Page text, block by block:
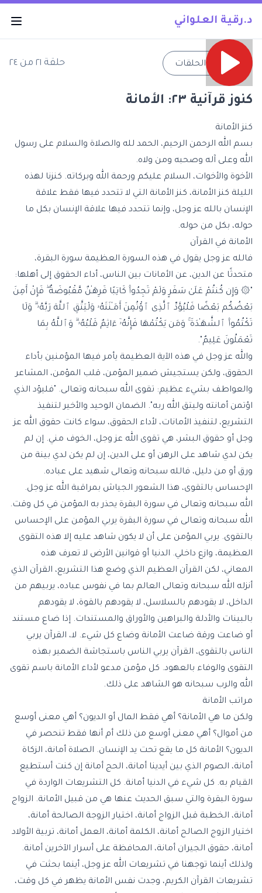
د.رقية العلواني
→ جميع الحلقات حلقة ٢١ من ٢٤
كنوز قرآنية ٢٣: الأمانة
كنز الأمانة
بسم الله الرحمن الرحيم، الحمد لله والصلاة والسلام على رسول
الله وعلى آله وصحبه ومن ولاه.
الأخوة والأخوات، السلام عليكم ورحمة الله وبركاته. كنزنا لهذه
الليلة كنز الأمانة، كنز الأمانة التي لا تتحدد فيها فقط علاقة
الإنسان بالله عز وجل، وإنما تتحدد فيها علاقة الإنسان بكل ما
حوله، بكل من حوله.
الأمانة في القرآن
فالله عز وجل يقول في هذه السورة العظيمة سورة البقرة،
متحدثًا عن الدين، عن الأمانات بين الناس، أداء الحقوق إلى أهلها:
"۞ وَإِن كُنتُمْ عَلَىٰ سَفَرٍ وَلَمْ تَجِدُوا۟ كَاتِبًا فَرِهَـٰنٌ مَّقْبُوضَةٌ ۖ فَإِنْ أَمِنَ
بَعْضُكُم بَعْضًا فَلْيُؤَدِّ ٱلَّذِى ٱؤْتُمِنَ أَمَـٰنَتَهُۥ وَلْيَتَّقِ ٱللَّهَ رَبَّهُۥ ۗ وَلَا
تَكْتُمُوا۟ ٱلشَّهَـٰدَةَ ۚ وَمَن يَكْتُمْهَا فَإِنَّهُۥٓ ءَاثِمٌ قَلْبُهُۥ ۗ وَٱللَّهُ بِمَا
تَعْمَلُونَ عَلِيمٌ".
والله عز وجل في هذه الآية العظيمة يأمر فيها المؤمنين بأداء
الحقوق، ولكن يستجيش ضمير المؤمن، قلب المؤمن، المشاعر
والعواطف بشيء عظيم: تقوى الله سبحانه وتعالى. "فليؤد الذي
اؤتمن أمانته وليتق الله ربه". الضمان الوحيد والأخير لتنفيذ
التشريع، لتنفيذ الأمانات، لأداء الحقوق، سواء كانت حقوق الله عز
وجل أو حقوق البشر، هي تقوى الله عز وجل، الخوف مني. إن لم
يكن لدي شاهد على الرهن أو على الدين، إن لم يكن لدي بينة من
ورق أو من دليل، فالله سبحانه وتعالى شهيد على عباده.
الإحساس بالتقوى، هذا الشعور الجياش بمراقبة الله عز وجل.
الله سبحانه وتعالى في سورة البقرة يحذر به المؤمن في كل وقت.
الله سبحانه وتعالى في سورة البقرة يربي المؤمن على الإحساس
بالتقوى. يربي المؤمن على أن لا يكون شاهد عليه إلا هذه التقوى
العظيمة، وازع داخلي. الدنيا أو قوانين الأرض لا تعرف هذه
المعاني، لكن القرآن العظيم الذي وضع هذا التشريع، القرآن الذي
أنزله الله سبحانه وتعالى العالم بما في نفوس عباده، يربيهم من
الداخل، لا يقودهم بالسلاسل، لا يقودهم بالقوة، لا يقودهم
بالبينات والأدلة والبراهين والأوراق والمستندات. إذا ضاع مستند
أو ضاعت ورقة ضاعت الأمانة وضاع كل شيء. لا، القرآن يربي
الناس بالتقوى، القرآن يربي الناس باستجاشة الضمير بهذه
التقوى والوفاء بالعهود. كل مؤمن مدعو لأداء الأمانة باسم تقوى
الله والرب سبحانه هو الشاهد على ذلك.
مراتب الأمانة
ولكن ما هي الأمانة؟ أهي فقط المال أو الديون؟ أهي معنى أوسع
من أموال؟ أهي معنى أوسع من ذلك أم أنها فقط تنحصر في
الديون؟ الأمانة كل ما يقع تحت يد الإنسان. الصلاة أمانة، الزكاة
أمانة، الصوم الذي بين أيدينا أمانة، الحج أمانة إن كنت أستطيع
القيام به. كل شيء في الدنيا أمانة. كل التشريعات الواردة في
سورة البقرة والتي سبق الحديث عنها هي من قبيل الأمانة. الزواج
أمانة، الخطبة قبل الزواج أمانة، اختيار الزوجة الصالحة أمانة،
اختيار الزوج الصالح أمانة، الكلمة أمانة، العمل أمانة، تربية الأولاد
أمانة، حقوق الجيران أمانة، المحافظة على أسرار الآخرين أمانة.
ولذلك أينما توجهنا في تشريعات الله عز وجل، أينما بحثت في
تشريعات القرآن الكريم، وجدت نفس الأمانة يظهر في كل وقت،